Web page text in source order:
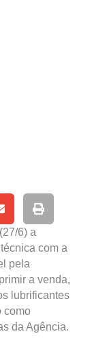
6) a
com a
pela
a venda,
lubrificantes
como
da Agência.